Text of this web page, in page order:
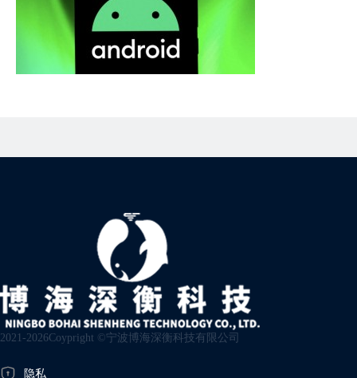
2021-2026Coypright ©宁波博海深衡科技有限公司
隐私